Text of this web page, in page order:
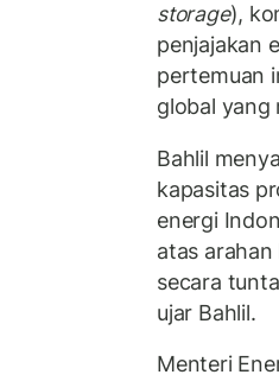
storage),
penjajakan
pertemuan
global yang
Bahlil
kapasitas
energi
atas
secara
ujar Bahlil.
Menteri